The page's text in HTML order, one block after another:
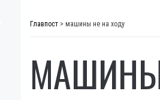
Главпост > машины не на ходу